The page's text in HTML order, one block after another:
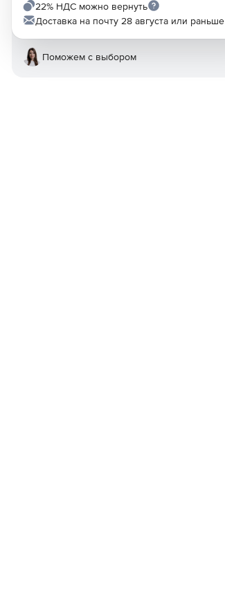
22% НДС можно вернуть
Доставка на почту 28 августа или раньше
Поможем с выбором